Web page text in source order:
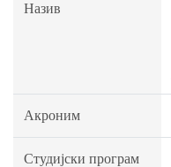
Назив
Акроним
Студијски програм